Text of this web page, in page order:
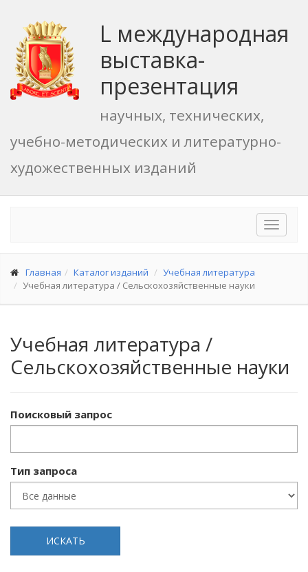
L международная
выставка-
презентация
научных, технических,
учебно-методических и литературно-
художественных изданий
Toggle
Главная Каталог изданий
Учебная литература
Учебная литература / Сельскохозяйственные науки
Учебная литература /
Сельскохозяйственные науки
Поисковый запрос
Тип запроса
ИСКАТЬ